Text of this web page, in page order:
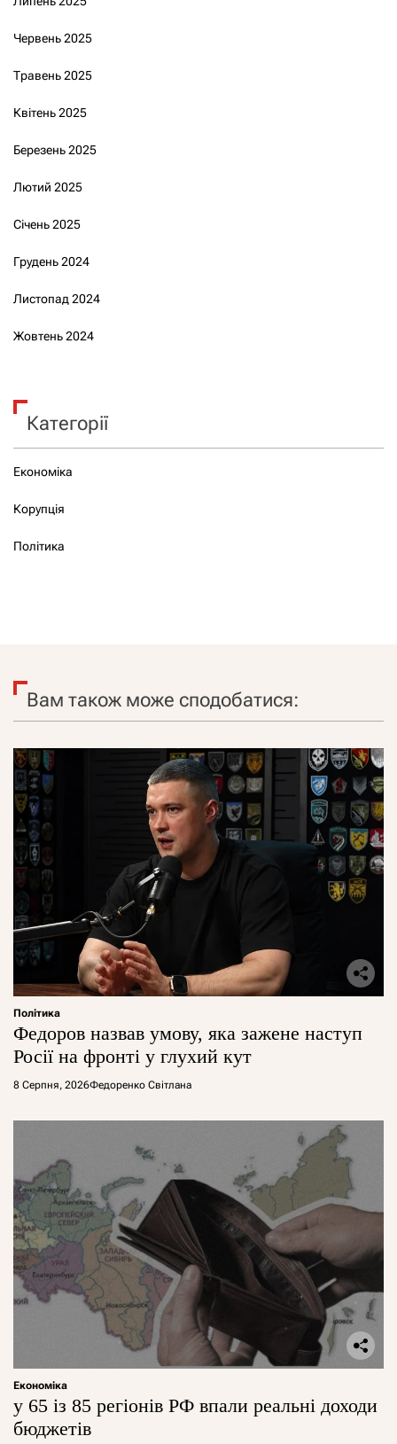
Червень 2025
Травень 2025
Квітень 2025
Березень 2025
Лютий 2025
Січень 2025
Грудень 2024
Листопад 2024
Жовтень 2024
Категорії
Економіка
Корупція
Політика
Вам також може сподобатися:
Політика
Федоров назвав умову, яка зажене наступ
Росії на фронті у глухий кут
8 Серпня, 2026Федоренко Світлана
Економіка
у 65 із 85 регіонів РФ впали реальні доходи
бюджетів